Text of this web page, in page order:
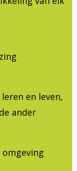
en leven,
ander